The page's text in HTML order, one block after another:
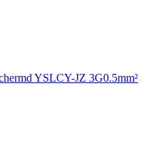
YSLCY-JZ 3G0.5mm²